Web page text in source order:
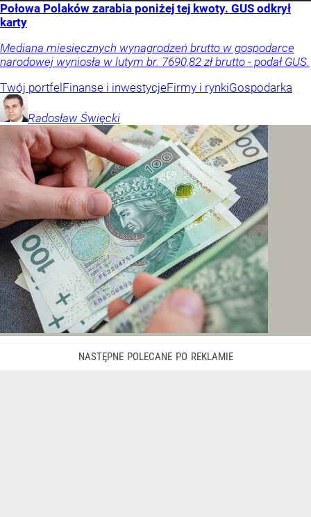
Połowa Polaków zarabia poniżej tej kwoty. GUS odkrył
karty
Mediana miesięcznych wynagrodzeń brutto w gospodarce
narodowej wyniosła w lutym br. 7690,82 zł brutto - podał GUS.
Twój portfelFinanse i inwestycjeFirmy i rynkiGospodarka
Radosław Święcki